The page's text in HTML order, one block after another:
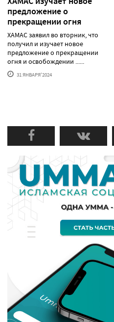
предложение о
прекращении огня
ХАМАС заявил во вторник, что
получил и изучает новое
предложение о прекращении
огня и освобождении ......
31 ЯНВАРЯ'2024